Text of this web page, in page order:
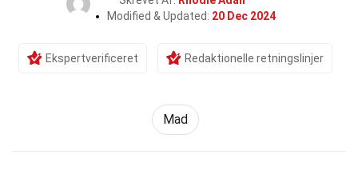
Modified & Updated: 20 Dec 2024
Ekspertverificeret Redaktionelle retningslinjer
Mad